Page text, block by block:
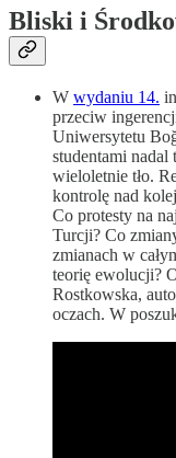
Bliski i
W wydaniu 14.
przeciw
Uniwersytetu
studentami nadal
wieloletnie tło.
kontrolę nad
Co protesty na
Turcji? Co
zmianach w
teorię ewolucji?
Rostkowska,
oczach. W